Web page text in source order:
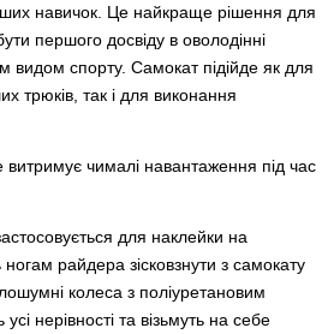
навичок. Це найкраще рішення для
першого досвіду в оволодінні
видом спорту. Самокат підійде як для
трюків, так і для виконання
чималі навантаження під час
для наклейки на
райдера зісковзнути з самокату
колеса з поліуретановим
нерівності та візьмуть на себе